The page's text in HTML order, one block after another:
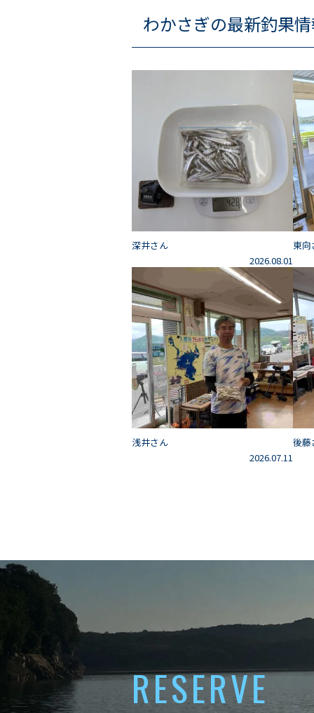
わかさぎの最新釣果
深井さん
2026.08.01
東向
浅井さん
2026.07.11
後藤
RESERVE